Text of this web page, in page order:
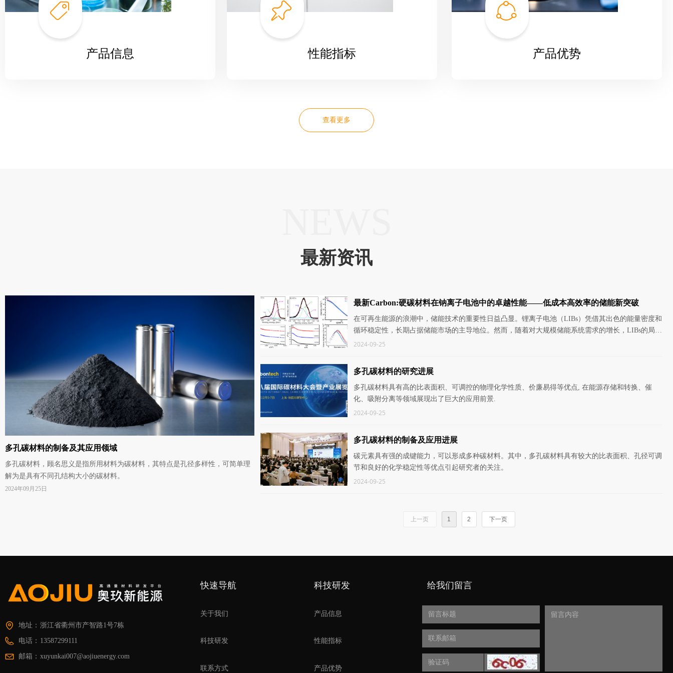
查看更多
ꁰ
产品信息 性能指标
ꁑ
产品优势
ꁢ
多孔碳材料的制备及其应用领域
​​​​​​​多孔碳材料，顾名思义是指所用材料为碳材料，其特点是孔径多样性，可简单理
解为是具有不同孔结构大小的碳材料。
2024年09月25日
最新Carbon:硬碳材料在钠离子电池中的卓越性能——低成本高效率的储能新突破
在可再生能源的浪潮中，储能技术的重要性日益凸显。锂离子电池（LIBs）凭借其出色的能量密度和
循环稳定性，长期占据储能市场的主导地位。然而，随着对大规模储能系统需求的增长，LIBs的局限
性也逐渐显现：锂资源的地壳丰度较低，
2024-09-25
多孔碳材料的研究进展
多孔碳材料具有高的比表面积、可调控的物理化学性质、价廉易得等优点, 在能源存储和转换、催
化、吸附分离等领域展现出了巨大的应用前景.
2024-09-25
多孔碳材料的制备及应用进展
碳元素具有强的成键能力，可以形成多种碳材料。其中，多孔碳材料具有较大的比表面积、孔径可调
节和良好的化学稳定性等优点引起研究者的关注。
2024-09-25
上一页 1 2 下一页
最新资讯
地址： 浙江省衢州市产智路1号7栋
电话： 13587299111
邮箱： xuyunkai007@aojiuenergy.com
关于我们
科技研发
联系方式
快速导航
产品信息
性能指标
产品优势
科技研发 给我们留言